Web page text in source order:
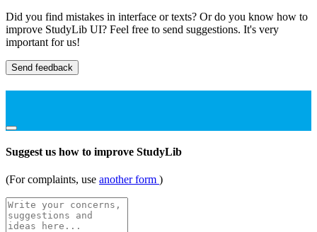
Did you find mistakes in interface or texts? Or do you know how to
improve StudyLib UI? Feel free to send suggestions. It's very
important for us!
Send feedback
Suggest us how to improve StudyLib
(For complaints, use another form )